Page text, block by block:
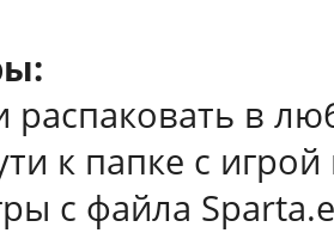
распаковать в
к папке с
с файла